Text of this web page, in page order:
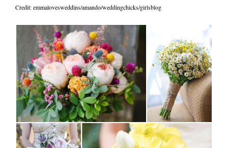
Credit: emmalovesweddins/amando/weddingchicks/girlsblog